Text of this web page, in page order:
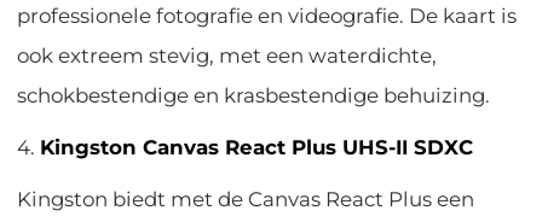
professionele fotografie en videografie. De kaart is
ook extreem stevig, met een waterdichte,
schokbestendige en krasbestendige behuizing.
4. Kingston Canvas React Plus UHS-II SDXC
Kingston biedt met de Canvas React Plus een